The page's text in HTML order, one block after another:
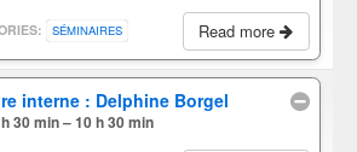
Read more
SÉMINAIRES
interne : Delphine Borgel
30 min – 10 h 30 min